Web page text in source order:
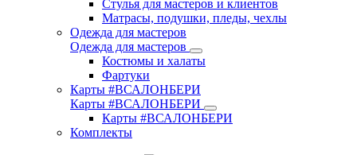
Стулья для мастеров и клиентов
Матрасы, подушки, пледы, чехлы
Одежда для мастеров
Одежда для мастеров
Костюмы и халаты
Фартуки
Карты #ВСАЛОНБЕРИ
Карты #ВСАЛОНБЕРИ
Карты #ВСАЛОНБЕРИ
Комплекты